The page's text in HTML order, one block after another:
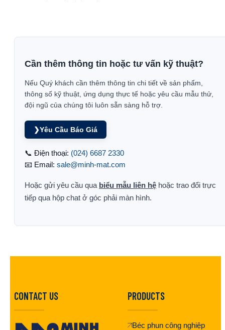
Cần thêm thông tin hoặc tư vấn kỹ thuật?
Nếu Quý khách cần thêm thông tin chi tiết về sản phẩm,
thông số kỹ thuật, ứng dụng thực tế hoặc yêu cầu mẫu thử,
đội ngũ của chúng tôi luôn sẵn sàng hỗ trợ.
❯Yêu Cầu Báo Giá
📞 Điện thoại: (024) 6687 2330
📧 Email: sale@minh-mat.com
Hoặc gửi yêu cầu qua biểu mẫu liên hệ hoặc trao đổi trực
tiếp qua hộp chat ở góc phải màn hình.
CONTACT US PRODUCTS
Béc phun công nghiệp